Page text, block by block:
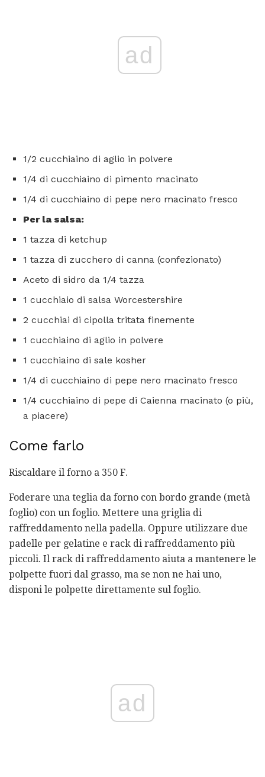
ad
1/2 cucchiaino di aglio in polvere
1/4 di cucchiaino di pimento macinato
1/4 di cucchiaino di pepe nero macinato fresco
Per la salsa:
1 tazza di ketchup
1 tazza di zucchero di canna (confezionato)
Aceto di sidro da 1/4 tazza
1 cucchiaio di salsa Worcestershire
2 cucchiai di cipolla tritata finemente
1 cucchiaino di aglio in polvere
1 cucchiaino di sale kosher
1/4 di cucchiaino di pepe nero macinato fresco
1/4 cucchiaino di pepe di Caienna macinato (o più,
a piacere)
Come farlo
Riscaldare il forno a 350 F.
Foderare una teglia da forno con bordo grande (metà
foglio) con un foglio. Mettere una griglia di
raffreddamento nella padella. Oppure utilizzare due
padelle per gelatine e rack di raffreddamento più
piccoli. Il rack di raffreddamento aiuta a mantenere le
polpette fuori dal grasso, ma se non ne hai uno,
disponi le polpette direttamente sul foglio.
ad